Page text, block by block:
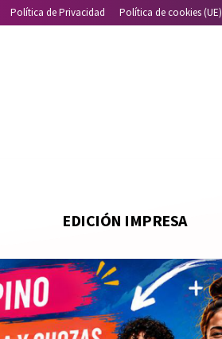
Política de Privacidad Política de cookies (UE)
EDICIÓN IMPRESA